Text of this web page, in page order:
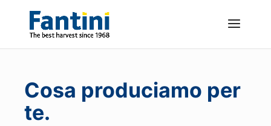
Cosa produciamo per
te.